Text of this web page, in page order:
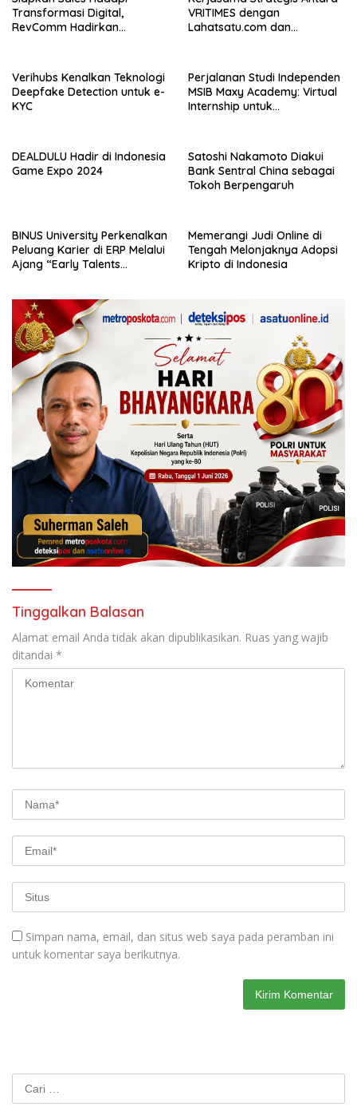
Transformasi Digital,
RevComm Hadirkan
VRITIMES dengan
Lahatsatu.com dan
Indonesia
Verihubs Kenalkan Teknologi
Deepfake Detection untuk e-
KYC
Perjalanan Studi Independen
MSIB Maxy Academy: Virtual
Internship untuk
DEALDULU Hadir di Indonesia
Game Expo 2024
Satoshi Nakamoto Diakui
Bank Sentral China sebagai
Tokoh Berpengaruh
BINUS University Perkenalkan
Peluang Karier di ERP Melalui
Ajang “Early Talents
Memerangi Judi Online di
Tengah Melonjaknya Adopsi
Kripto di Indonesia
Tinggalkan Balasan
Alamat email Anda tidak akan dipublikasikan. Ruas yang wajib
ditandai *
Simpan nama, email, dan situs web saya pada peramban ini
untuk komentar saya berikutnya.
Cari
untuk: